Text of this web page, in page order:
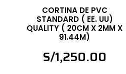
CORTINA DE PVC
STANDARD ( EE. UU)
QUALITY ( 20CM X 2MM X
91.44M)
S/1,250.00